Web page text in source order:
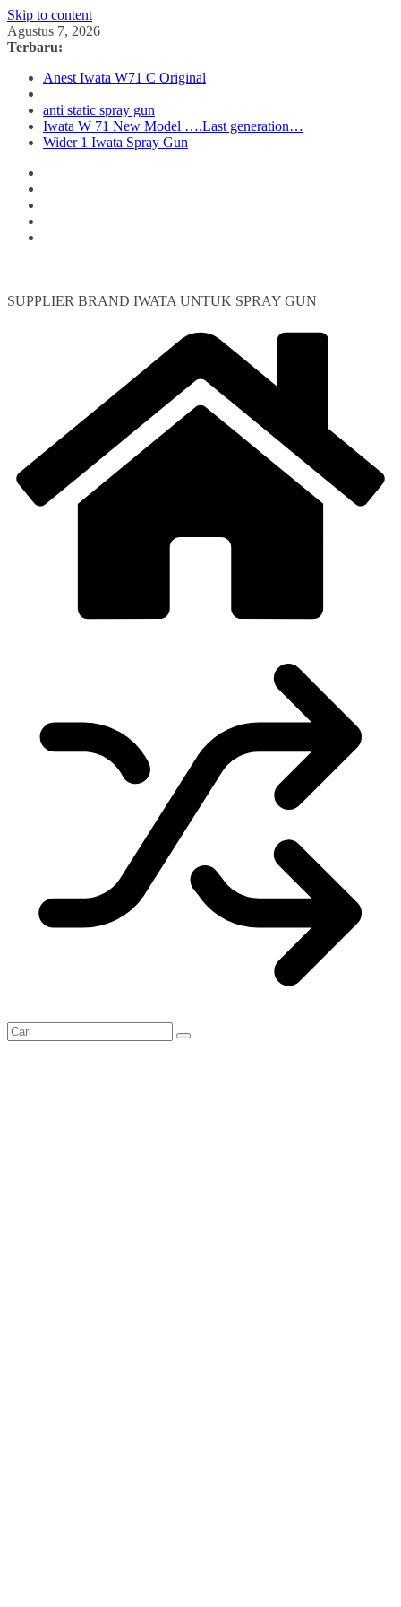
Skip to content
Agustus 7, 2026
Terbaru:
Anest Iwata W71 C Original
anti static spray gun
Iwata W 71 New Model ….Last generation…
Wider 1 Iwata Spray Gun
SUPPLIER BRAND IWATA UNTUK SPRAY GUN